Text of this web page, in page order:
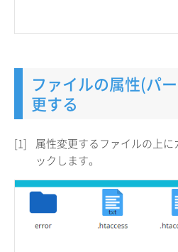
ファイルの属性(パ
更する
[1]
属性変更するファイルの上
ックします。